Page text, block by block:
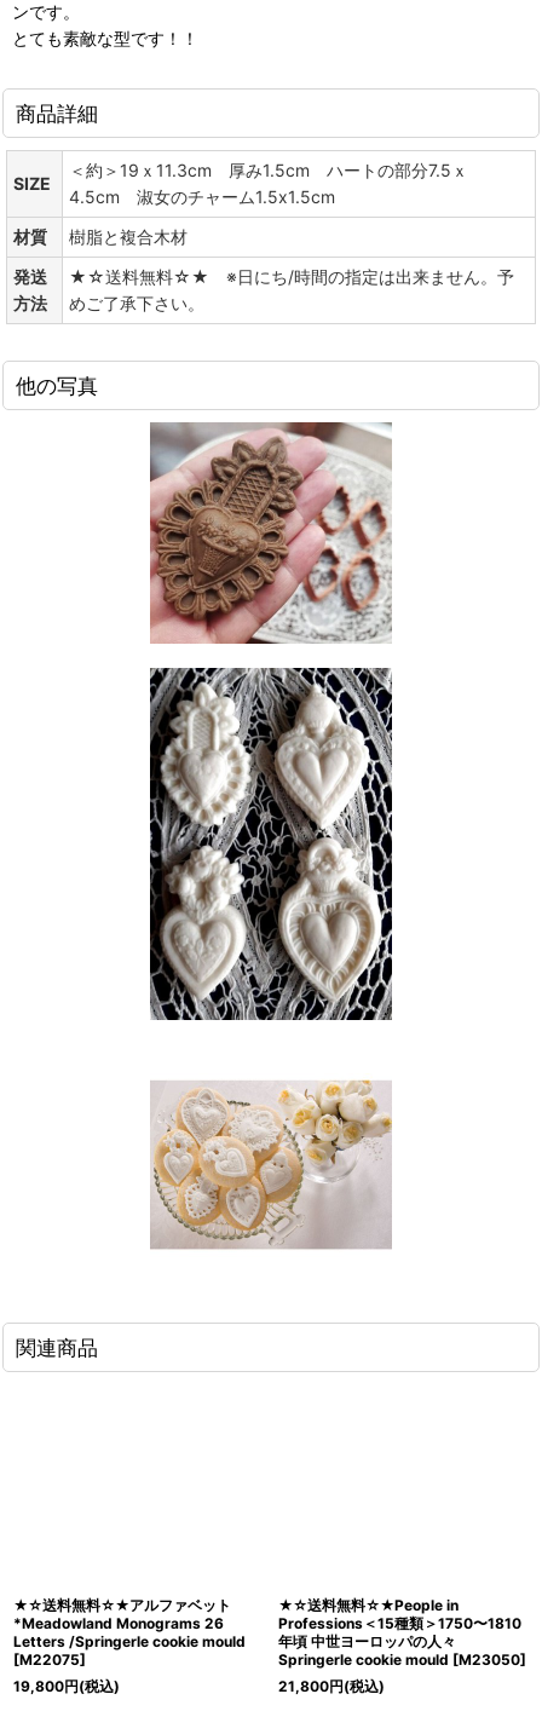
ンです。
とても素敵な型です！！
商品詳細
SIZE
＜約＞19ｘ11.3cm 厚み1.5cm ハートの部分7.5ｘ
4.5cm 淑女のチャーム1.5x1.5cm
材質
樹脂と複合木材
発送
方法
★☆送料無料☆★ ※日にち/時間の指定は出来ません。予
めご了承下さい。
他の写真
関連商品
★☆送料無料☆★アルファベット
*Meadowland Monograms 26
Letters /Springerle cookie mould
[M22075]
19,800円(税込)
★☆送料無料☆★People in
Professions＜15種類＞1750〜1810
年頃 中世ヨーロッパの人々
Springerle cookie mould [M23050]
21,800円(税込)